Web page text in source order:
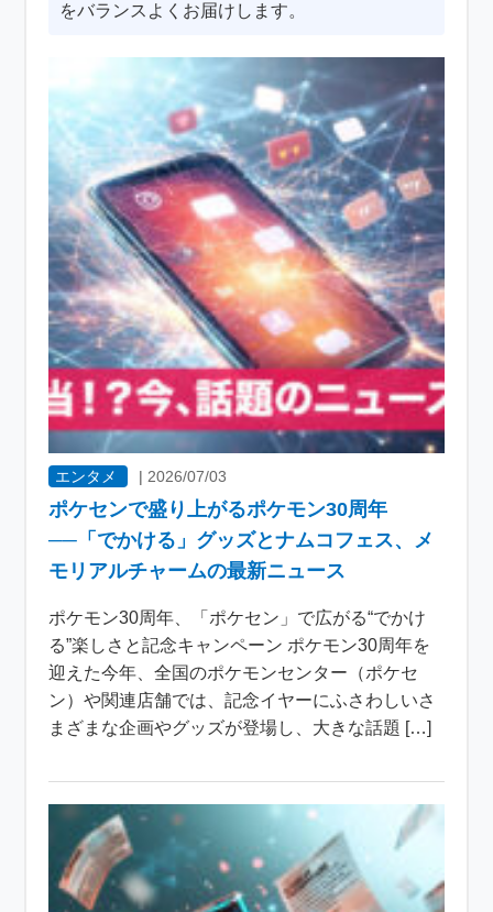
をバランスよくお届けします。
エンタメ | 2026/07/03
ポケセンで盛り上がるポケモン30周年
──「でかける」グッズとナムコフェス、メ
モリアルチャームの最新ニュース
ポケモン30周年、「ポケセン」で広がる“でかけ
る”楽しさと記念キャンペーン ポケモン30周年を
迎えた今年、全国のポケモンセンター（ポケセ
ン）や関連店舗では、記念イヤーにふさわしいさ
まざまな企画やグッズが登場し、大きな話題 […]